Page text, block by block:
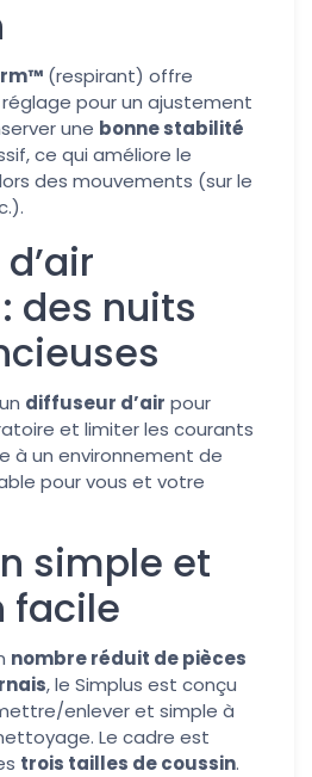
(respirant) offre
pour un ajustement
une bonne stabilité
ce qui améliore le
des mouvements (sur le
des nuits
diffuseur d’air pour
et limiter les courants
à un environnement de
pour vous et votre
simple et
facile
nombre réduit de pièces
, le Simplus est conçu
enlever et simple à
Le cadre est
trois tailles de coussin.